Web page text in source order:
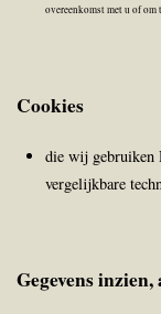
overeenkomst met u of
Cookies
die wij gebruiken
vergelijkbare
Gegevens